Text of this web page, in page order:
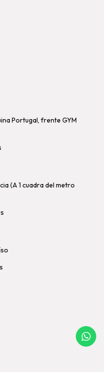
Portugal, frente GYM
(A 1 cuadra del metro